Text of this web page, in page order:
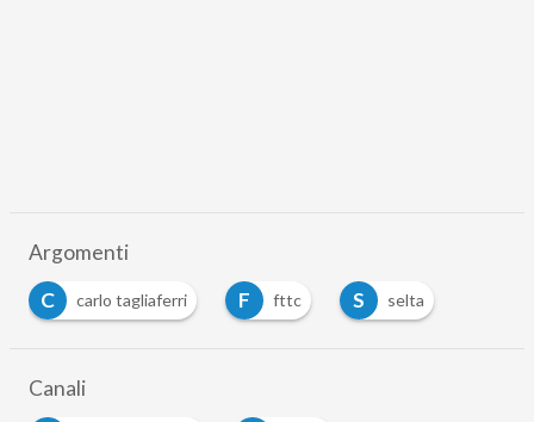
Argomenti
C
carlo tagliaferri F fttc S
selta
Canali